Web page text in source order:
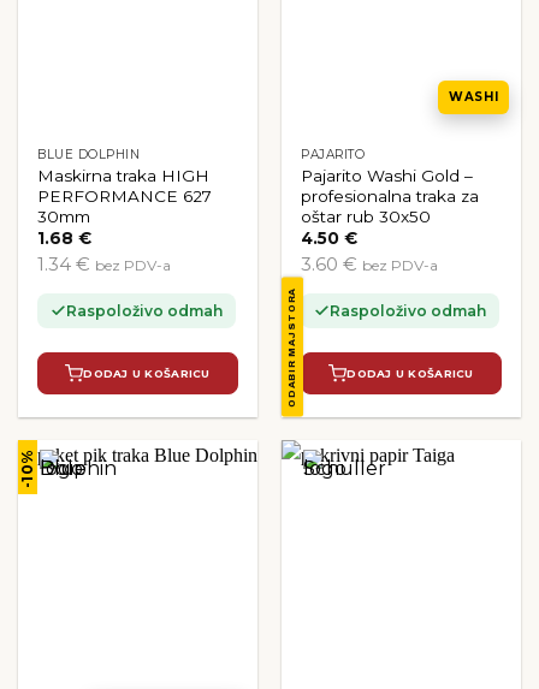
BLUE DOLPHIN
Maskirna traka HIGH
PERFORMANCE 627
30mm
1.68€
1.34 € bez PDV-a
Raspoloživo odmah
DODAJ U KOŠARICU ODABIR MAJSTORA
WASHI
PAJARITO
Pajarito Washi Gold –
profesionalna traka za
oštar rub 30x50
4.50€
3.60 € bez PDV-a
Raspoloživo odmah
DODAJ U KOŠARICU
-10%